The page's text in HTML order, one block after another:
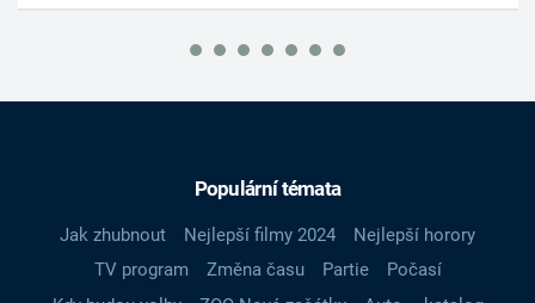
Populární témata
Jak zhubnout Nejlepší filmy 2024
Nejlepší horory
TV program
Změna času Partie
Počasí